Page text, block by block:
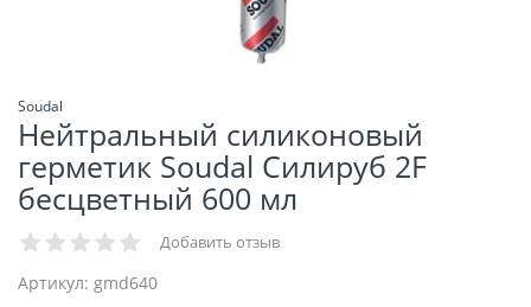
Soudal
Нейтральный силиконовый
герметик Soudal Силируб 2F
бесцветный 600 мл
Добавить отзыв
Артикул: gmd640